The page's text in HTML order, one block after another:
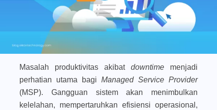
Masalah produktivitas akibat downtime menjadi
perhatian utama bagi Managed Service Provider
(MSP). Gangguan sistem akan menimbulkan
kelelahan, mempertaruhkan efisiensi operasional,